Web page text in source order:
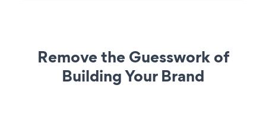
Remove the Guesswork of
Building Your Brand